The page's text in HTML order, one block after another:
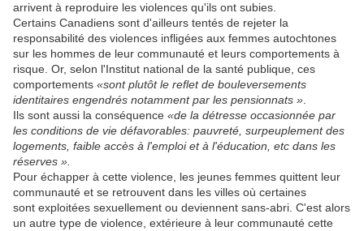
arrivent à reproduire les violences qu'ils ont subies.
Certains Canadiens sont d'ailleurs tentés de rejeter la
responsabilité des violences infligées aux femmes autochtones
sur les hommes de leur communauté et leurs comportements à
risque. Or, selon l'Institut national de la santé publique, ces
comportements «sont plutôt le reflet de bouleversements
identitaires engendrés notamment par les pensionnats »
Ils sont aussi la conséquence «de la détresse occasionnée par
les conditions de vie défavorables: pauvreté, surpeuplement des
logements, faible accès à l'emploi et à l'éducation, etc dans les
réserves ».
Pour échapper à cette violence, les jeunes femmes quittent leur
communauté et se retrouvent dans les villes où certaines
sont exploitées sexuellement ou deviennent sans-abri. C'est alors
un autre type de violence, extérieure à leur communauté cette